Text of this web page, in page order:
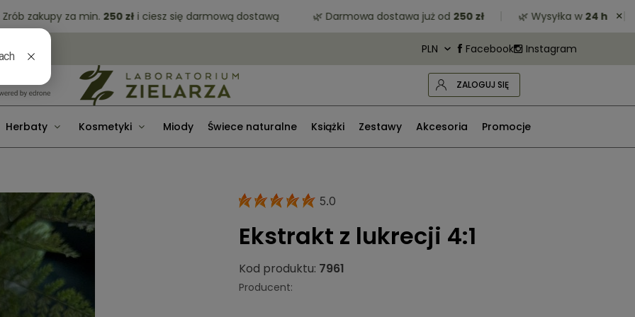
zakupy za min.250 złi ciesz się darmową dostawą 🌿 Darmowa dostawa już od250 zł 🌿 Wysyłka w24 h 🌿
×
Facebook Instagram
ZALOGUJ SIĘ
Herbaty Kosmetyki Miody Świece naturalne Książki Zestawy Akcesoria Promocje
5.0
Kod produktu: 7961
Ekstrakt z lukrecji 4:1
Producent: